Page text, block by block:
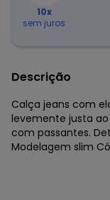
10x
sem juros
Descrição
Calça jeans com
levemente justa ao
com passantes.
Modelagem slim
Hering - Calca